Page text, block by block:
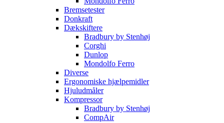
Bremsetester
Donkraft
Dækskiftere
Bradbury by Stenhøj
Corghi
Dunlop
Mondolfo Ferro
Diverse
Ergonomiske hjælpemidler
Hjuludmåler
Kompressor
Bradbury by Stenhøj
CompAir